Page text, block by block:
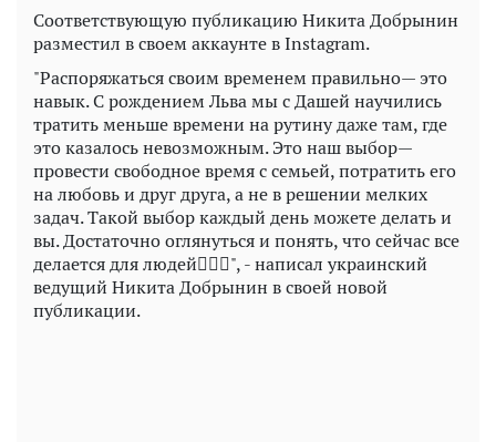
Соответствующую публикацию Никита Добрынин
разместил в своем аккаунте в Instagram.
"Распоряжаться своим временем правильно— это
навык. С рождением Льва мы с Дашей научились
тратить меньше времени на рутину даже там, где
это казалось невозможным. Это наш выбор—
провести свободное время с семьей, потратить его
на любовь и друг друга, а не в решении мелких
задач. Такой выбор каждый день можете делать и
вы. Достаточно оглянуться и понять, что сейчас все
делается для людей🤷🏻‍♂️", - написал украинский
ведущий Никита Добрынин в своей новой
публикации.